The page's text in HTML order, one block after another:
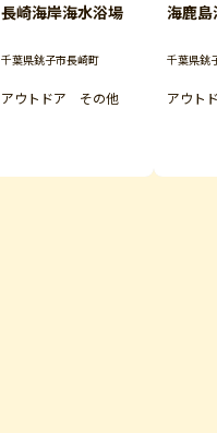
長崎海岸海水浴場
千葉県銚子市長崎町
アウトドア その他
海鹿
千葉県銚
アウト